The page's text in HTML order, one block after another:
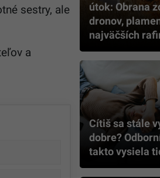
sestry, ale
a
útok: Obrana
dronov,
najväčších
Cítiš sa stále
dobre?
takto vysiela